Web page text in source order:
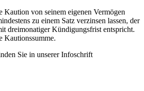
Kaution von seinem eigenen Vermögen
zu einem Satz verzinsen lassen, der
dreimonatiger Kündigungsfrist entspricht.
Kautionssumme.
Sie in unserer Infoschrift